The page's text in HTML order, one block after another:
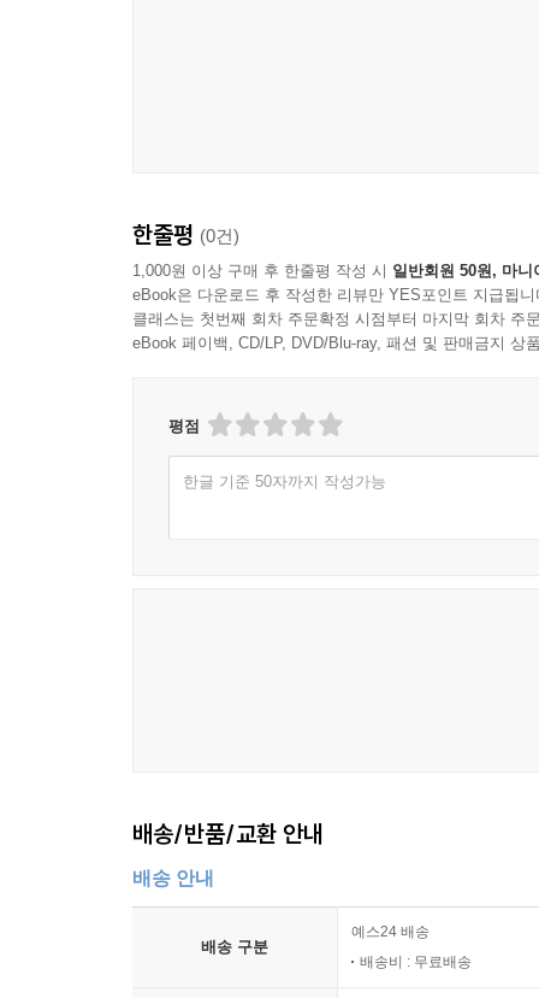
한줄평 (0건)
1,000원 이상 구매 후 한줄평 작성 시 일반회원 50원, 마니
eBook은 다운로드 후 작성한 리뷰만 YES포인트 지급됩니
클래스는 첫번째 회차 주문확정 시점부터 마지막 회차 주
eBook 페이백, CD/LP, DVD/Blu-ray, 패션 및 판매금지 상
평점
한글 기준 50자까지 작성가능
배송/반품/교환 안내
배송 안내
배송 구분
예스24 배송
배송비 : 무료배송